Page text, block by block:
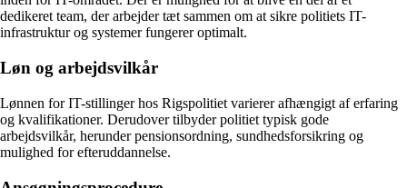
dedikeret team, der arbejder tæt sammen om at sikre politiets IT-
infrastruktur og systemer fungerer optimalt.
Løn og arbejdsvilkår
Lønnen for IT-stillinger hos Rigspolitiet varierer afhængigt af erfaring
og kvalifikationer. Derudover tilbyder politiet typisk gode
arbejdsvilkår, herunder pensionsordning, sundhedsforsikring og
mulighed for efteruddannelse.